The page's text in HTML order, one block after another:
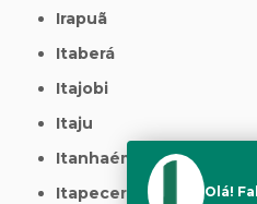
Irapuã
Itaberá
Itajobi
Itaju
Itanhaém
Itapecerica da Serra
Olá!